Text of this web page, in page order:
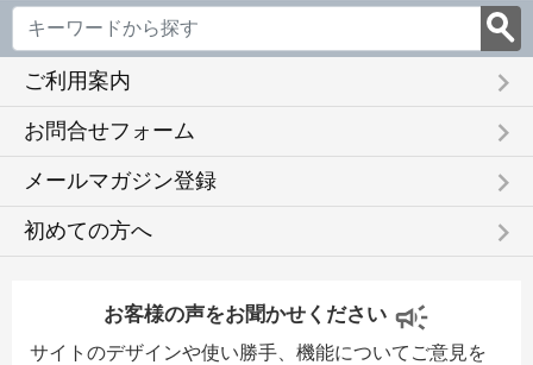
ご利用案内 keyboard_arrow_right
お問合せフォーム keyboard_arrow_right
メールマガジン登録 keyboard_arrow_right
初めての方へ keyboard_arrow_right
お客様の声をお聞かせください
サイトのデザインや使い勝手、機能についてご意見を